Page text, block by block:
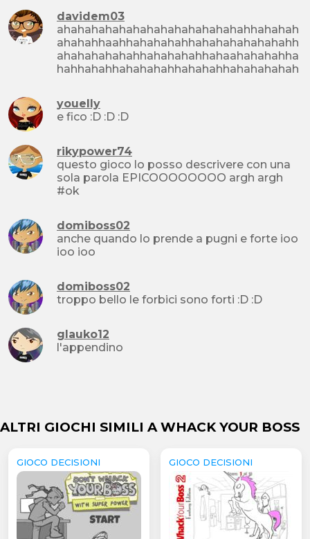
davidem03
ahahahahahahahahahahahahahahhahahah
ahahahhaahhahahahahhahahahahahahahh
ahahahahahahhahahahahhahaahahahahha
hahhahahhahahahahhahahahhahahahahah
youelly
e fico :D :D :D
rikypower74
questo gioco lo posso descrivere con una
sola parola EPICOOOOOOOO argh argh
#ok
domiboss02
anche quando lo prende a pugni e forte ioo
ioo ioo
domiboss02
troppo bello le forbici sono forti :D :D
glauko12
l'appendino
ALTRI GIOCHI SIMILI A WHACK YOUR BOSS
GIOCO DECISIONI GIOCO DECISIONI